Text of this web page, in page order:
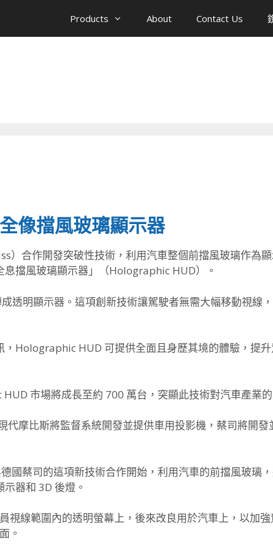
Products About Contact Us
像擋風玻璃顯示器
合作開發突破性技術，利用汽車整個前擋風玻璃作為
擋風玻璃顯示器」（Holographic HUD）。
透明顯示器。這項創新技術讓駕駛者無需大幅移動視線
Holographic HUD 可提供全面且身歷其境的體驗，提
市場將成長至約 700 萬台，突顯此技術對汽車產業的
摩比斯將監督系統開發並提供車用投影機，蔡司將開發
國蔡司的這項新技術合作開始，利用汽車的前擋風玻璃
器和 3D 後燈。
視線範圍內的透明螢幕上，後來改良用於汽車上，以加
。